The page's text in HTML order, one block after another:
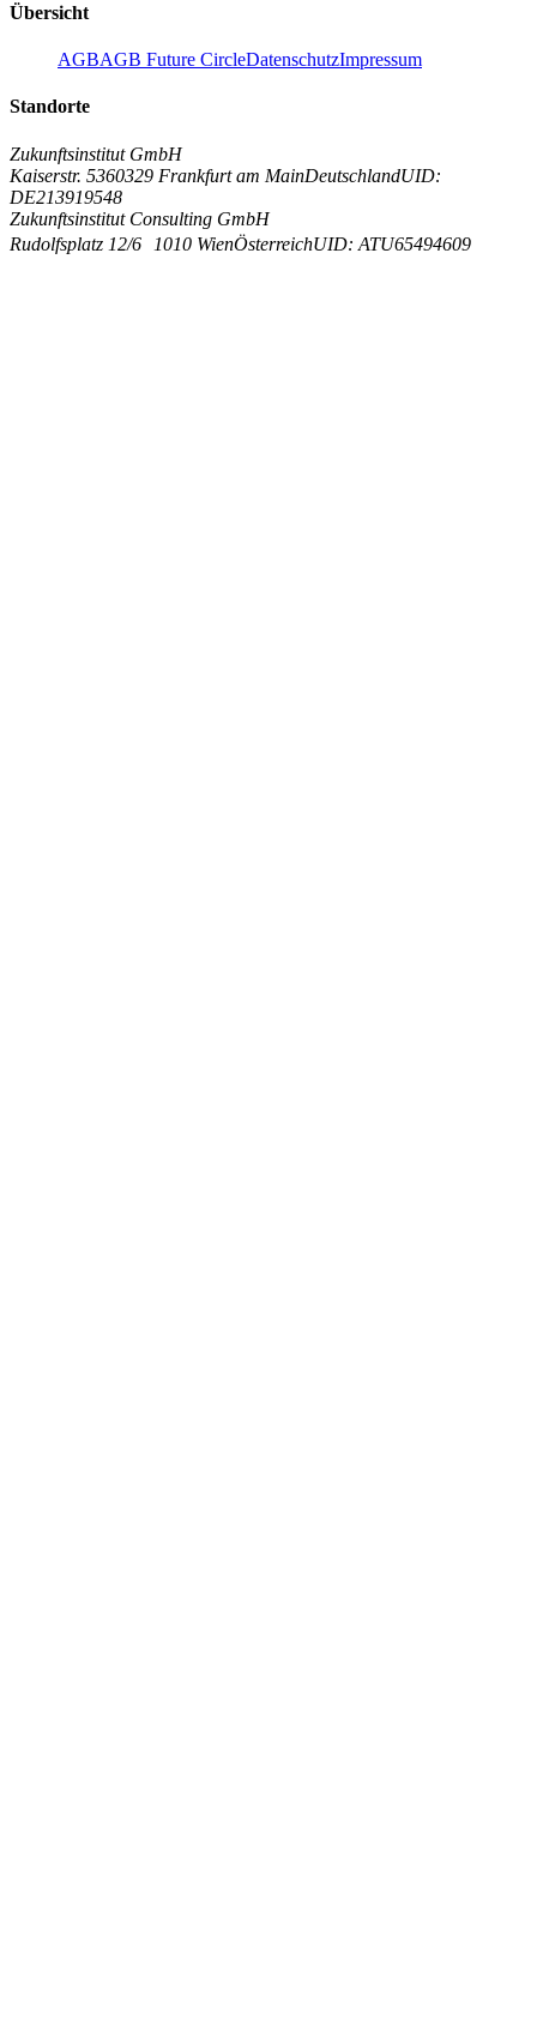
Übersicht
AGBAGB Future CircleDatenschutzImpressum
Standorte
Zukunftsinstitut GmbH
Kaiserstr. 5360329 Frankfurt am MainDeutschlandUID:
DE213919548
Zukunftsinstitut Consulting GmbH
Rudolfsplatz 12/6
1010 WienÖsterreichUID: ATU65494609